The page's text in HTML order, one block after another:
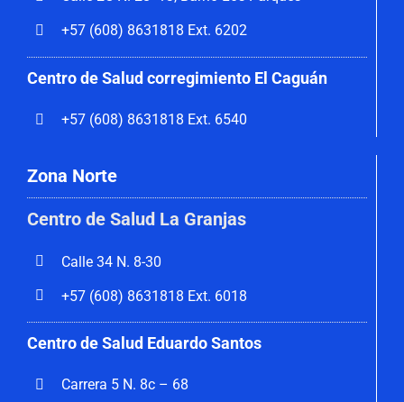
+57 (608) 8631818 Ext. 6202
Centro de Salud corregimiento El Caguán
+57 (608) 8631818 Ext. 6540
Zona Norte
Centro de Salud La Granjas
Calle 34 N. 8-30
+57 (608) 8631818 Ext. 6018
Centro de Salud Eduardo Santos
Carrera 5 N. 8c – 68